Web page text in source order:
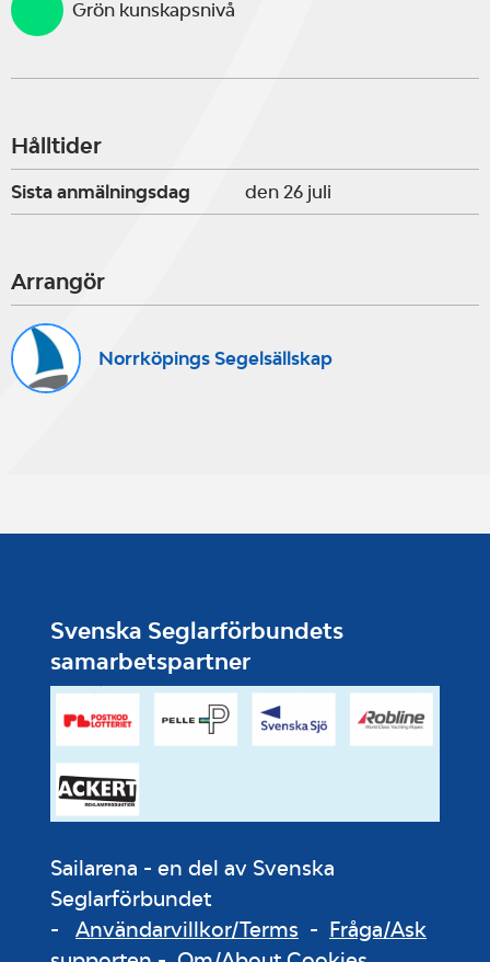
Grön kunskapsnivå
Hålltider
Sista anmälningsdag den 26 juli
Arrangör
Norrköpings Segelsällskap
Svenska Seglarförbundets
samarbetspartner
Sailarena - en del av Svenska
Seglarförbundet
- Användarvillkor/Terms - Fråga/Ask